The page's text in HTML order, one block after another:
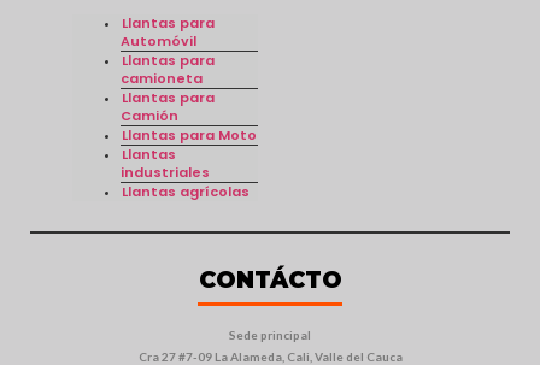
Llantas para
Automóvil
Llantas para
camioneta
Llantas para
Camión
Llantas para Moto
Llantas
industriales
Llantas agrícolas
CONTÁCTO
Sede principal
Cra 27 #7-09 La Alameda, Cali, Valle del Cauca